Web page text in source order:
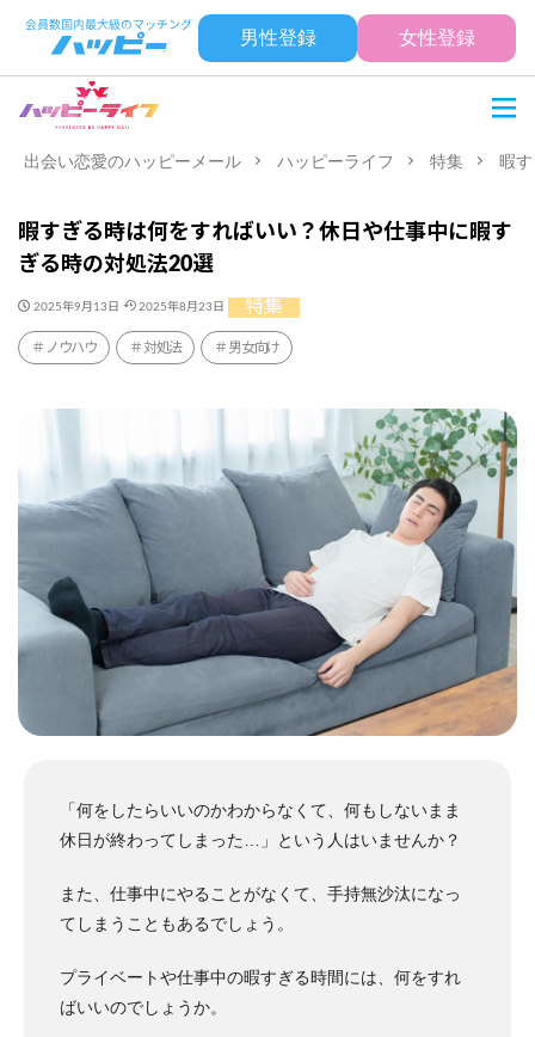
男性登録 女性登録
出会い恋愛のハッピーメール ハッピーライフ 特集 暇
暇すぎる時は何をすればいい？休日や仕事中に暇す
ぎる時の対処法20選
2025年9月13日 2025年8月23日 特集
ノウハウ 対処法 男女向け
「何をしたらいいのかわからなくて、何もしないまま
休日が終わってしまった…」という人はいませんか？
また、仕事中にやることがなくて、手持無沙汰になっ
てしまうこともあるでしょう。
プライベートや仕事中の暇すぎる時間には、何をすれ
ばいいのでしょうか。